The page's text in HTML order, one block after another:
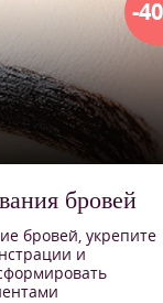
-
бровей
бровей, укрепите
и